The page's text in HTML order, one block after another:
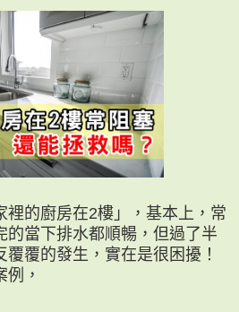
裡的廚房在2樓」，基本上，常
的當下排水都順暢，但過了半
覆的發生，實在是很困擾！
，